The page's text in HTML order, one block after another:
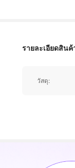
รายละเอียดสินค้
วัสดุ: